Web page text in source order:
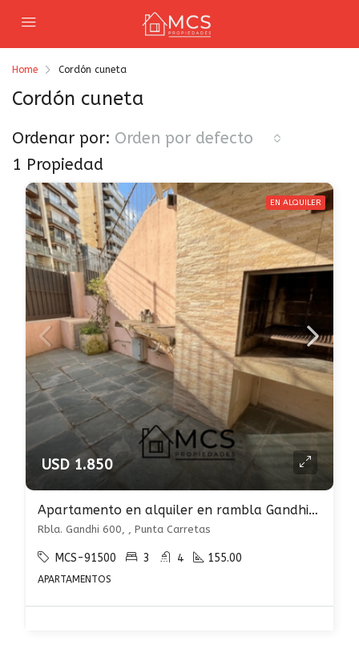
Home Cordón cuneta
Cordón cuneta
1 Propiedad
Ordenar por: Orden por defecto
EN ALQUILER
USD 1.850
Apartamento en alquiler en rambla Gandhi, Punta Carretas 3 dormitorios con patio
Rbla. Gandhi 600, , Punta Carretas
MCS-91500 3 4 155.00
APARTAMENTOS